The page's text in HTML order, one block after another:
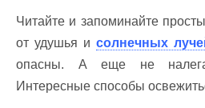
Читайте и запоминайте
от удушья и солнечных
опасны. А еще не
Интересные способы